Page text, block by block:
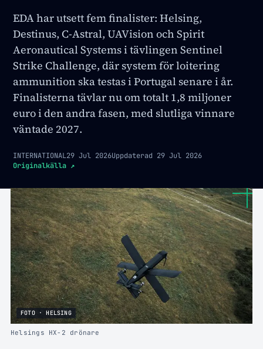
EDA har utsett fem finalister: Helsing,
Destinus, C-Astral, UAVision och Spirit
Aeronautical Systems i tävlingen Sentinel
Strike Challenge, där system för loitering
ammunition ska testas i Portugal senare i år.
Finalisterna tävlar nu om totalt 1,8 miljoner
euro i den andra fasen, med slutliga vinnare
väntade 2027.
INTERNATIONAL29 Jul 2026Uppdaterad 29 Jul 2026
Originalkälla ↗
FOTO · HELSING
Helsings HX-2 drönare